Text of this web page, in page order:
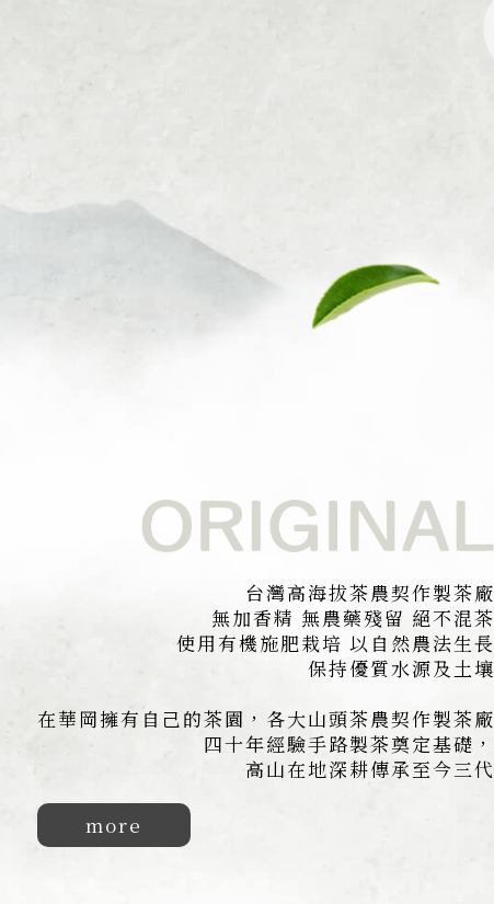
台灣高海拔茶農契作製茶廠
無加香精 無農藥殘留 絕不混茶
使用有機施肥栽培以自然農法生長
保持優質水源及土壤
在華岡擁有自己的茶園， 各大山頭茶農契作製茶廠
四十年經驗手路製茶奠定基礎，
高山在地深耕傳承至今三代
more